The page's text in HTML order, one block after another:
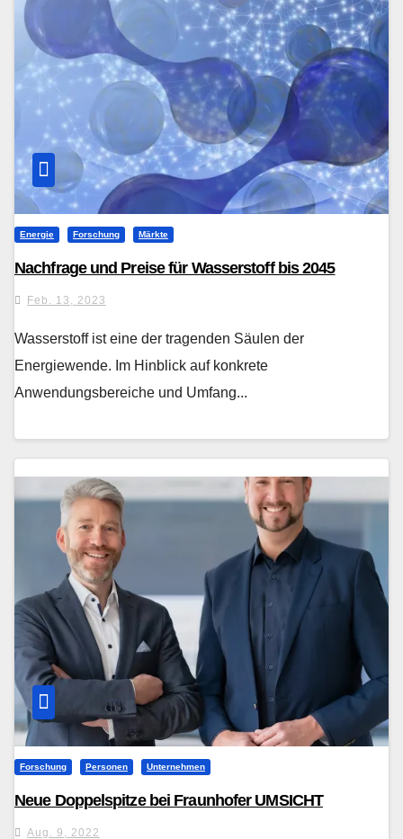
Energie Forschung Märkte
Nachfrage und Preise für Wasserstoff bis 2045
Feb. 13, 2023
Wasserstoff ist eine der tragenden Säulen der
Energiewende. Im Hinblick auf konkrete
Anwendungsbereiche und Umfang...
Forschung Personen Unternehmen
Neue Doppelspitze bei Fraunhofer UMSICHT
Aug. 9, 2022